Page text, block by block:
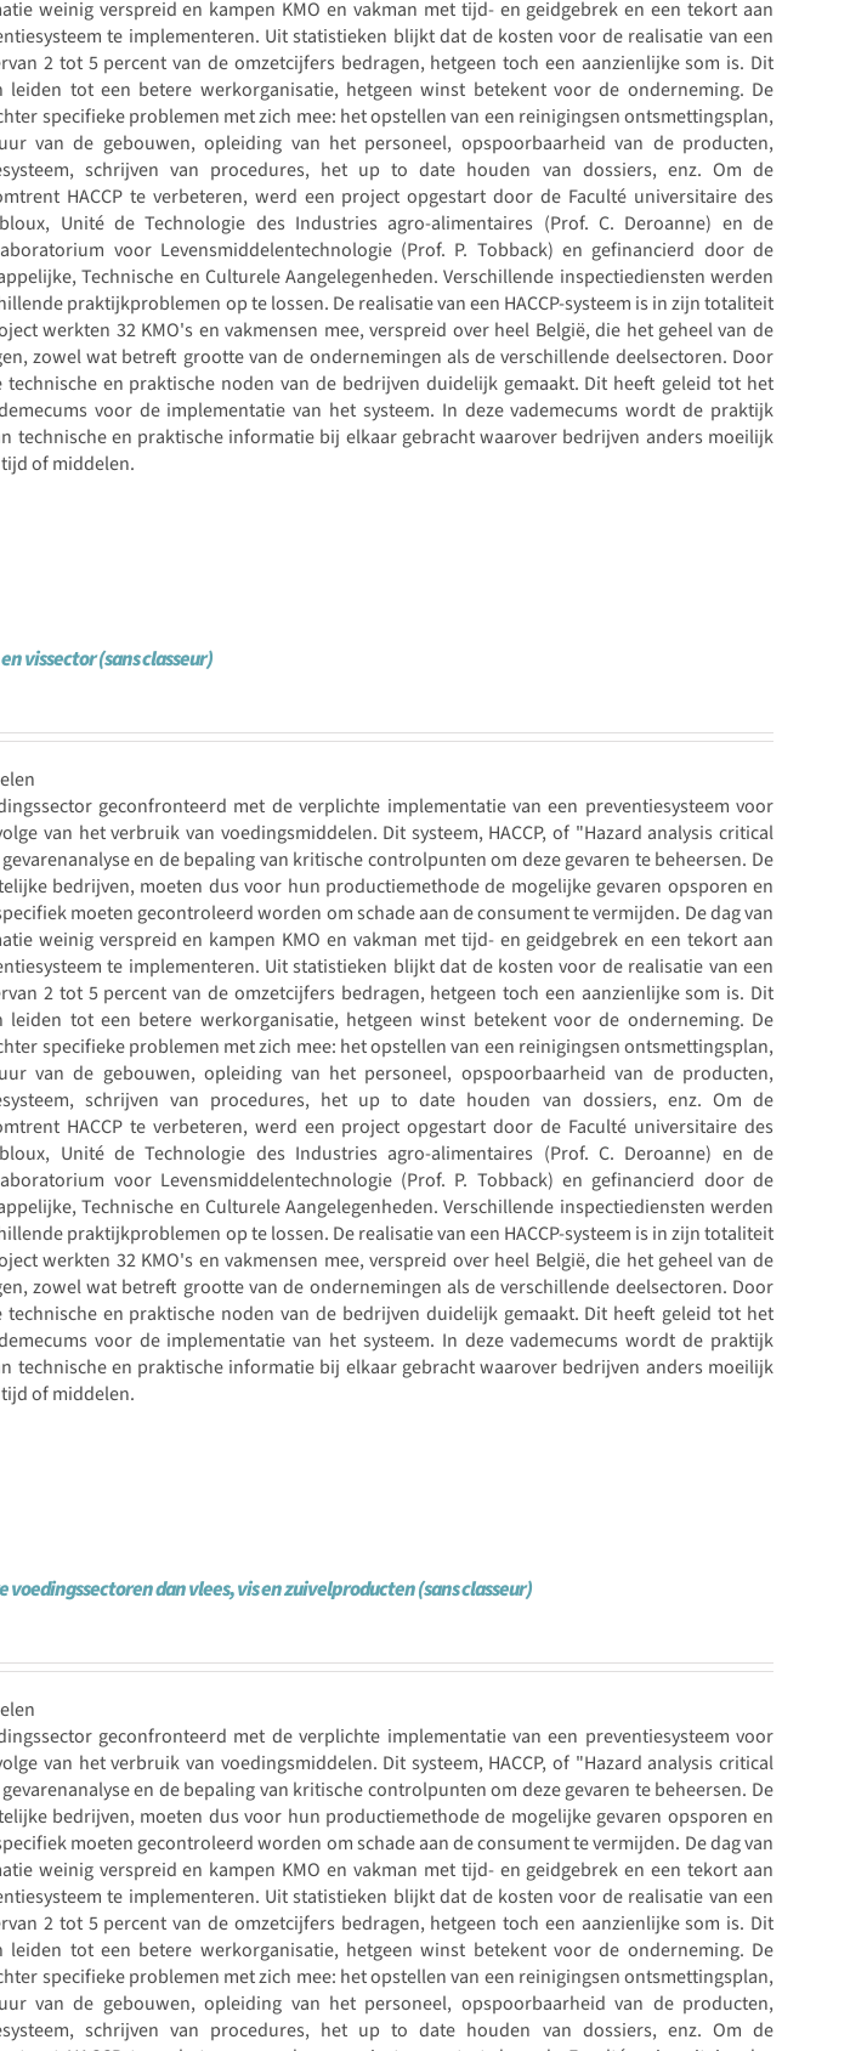
weinig verspreid en kampen KMO en vakman met tijd- en geidgebrek en een tekort aan
te implementeren. Uit statistieken blijkt dat de kosten voor de realisatie van een
2 tot 5 percent van de omzetcijfers bedragen, hetgeen toch een aanzienlijke som is. Dit
tot een betere werkorganisatie, hetgeen winst betekent voor de onderneming. De
specifieke problemen met zich mee: het opstellen van een reinigingsen ontsmettingsplan,
van de gebouwen, opleiding van het personeel, opspoorbaarheid van de producten,
schrijven van procedures, het up to date houden van dossiers, enz. Om de
HACCP te verbeteren, werd een project opgestart door de Faculté universitaire des
Unité de Technologie des Industries agro-alimentaires (Prof. C. Deroanne) en de
voor Levensmiddelentechnologie (Prof. P. Tobback) en gefinancierd door de
Technische en Culturele Aangelegenheden. Verschillende inspectiediensten werden
praktijkproblemen op te lossen. De realisatie van een HACCP-systeem is in zijn totaliteit
werkten 32 KMO's en vakmensen mee, verspreid over heel België, die het geheel van de
zowel wat betreft grootte van de ondernemingen als de verschillende deelsectoren. Door
en praktische noden van de bedrijven duidelijk gemaakt. Dit heeft geleid tot het
voor de implementatie van het systeem. In deze vademecums wordt de praktijk
technische en praktische informatie bij elkaar gebracht waarover bedrijven anders moeilijk
of middelen.
vissector (sans classeur)
geconfronteerd met de verplichte implementatie van een preventiesysteem voor
van het verbruik van voedingsmiddelen. Dit systeem, HACCP, of "Hazard analysis critical
en de bepaling van kritische controlpunten om deze gevaren te beheersen. De
bedrijven, moeten dus voor hun productiemethode de mogelijke gevaren opsporen en
moeten gecontroleerd worden om schade aan de consument te vermijden. De dag van
weinig verspreid en kampen KMO en vakman met tijd- en geidgebrek en een tekort aan
te implementeren. Uit statistieken blijkt dat de kosten voor de realisatie van een
2 tot 5 percent van de omzetcijfers bedragen, hetgeen toch een aanzienlijke som is. Dit
tot een betere werkorganisatie, hetgeen winst betekent voor de onderneming. De
specifieke problemen met zich mee: het opstellen van een reinigingsen ontsmettingsplan,
van de gebouwen, opleiding van het personeel, opspoorbaarheid van de producten,
schrijven van procedures, het up to date houden van dossiers, enz. Om de
HACCP te verbeteren, werd een project opgestart door de Faculté universitaire des
Unité de Technologie des Industries agro-alimentaires (Prof. C. Deroanne) en de
voor Levensmiddelentechnologie (Prof. P. Tobback) en gefinancierd door de
Technische en Culturele Aangelegenheden. Verschillende inspectiediensten werden
praktijkproblemen op te lossen. De realisatie van een HACCP-systeem is in zijn totaliteit
werkten 32 KMO's en vakmensen mee, verspreid over heel België, die het geheel van de
zowel wat betreft grootte van de ondernemingen als de verschillende deelsectoren. Door
en praktische noden van de bedrijven duidelijk gemaakt. Dit heeft geleid tot het
voor de implementatie van het systeem. In deze vademecums wordt de praktijk
technische en praktische informatie bij elkaar gebracht waarover bedrijven anders moeilijk
of middelen.
voedingssectoren dan vlees, vis en zuivelproducten (sans classeur)
geconfronteerd met de verplichte implementatie van een preventiesysteem voor
van het verbruik van voedingsmiddelen. Dit systeem, HACCP, of "Hazard analysis critical
en de bepaling van kritische controlpunten om deze gevaren te beheersen. De
bedrijven, moeten dus voor hun productiemethode de mogelijke gevaren opsporen en
moeten gecontroleerd worden om schade aan de consument te vermijden. De dag van
weinig verspreid en kampen KMO en vakman met tijd- en geidgebrek en een tekort aan
te implementeren. Uit statistieken blijkt dat de kosten voor de realisatie van een
2 tot 5 percent van de omzetcijfers bedragen, hetgeen toch een aanzienlijke som is. Dit
tot een betere werkorganisatie, hetgeen winst betekent voor de onderneming. De
specifieke problemen met zich mee: het opstellen van een reinigingsen ontsmettingsplan,
van de gebouwen, opleiding van het personeel, opspoorbaarheid van de producten,
schrijven van procedures, het up to date houden van dossiers, enz. Om de